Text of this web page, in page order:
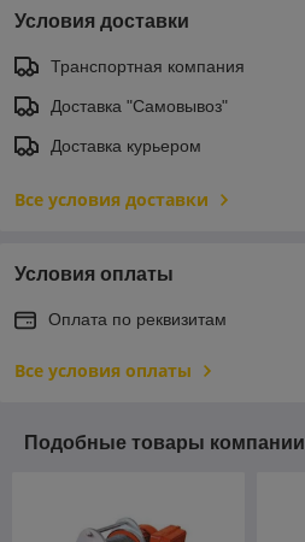
Условия доставки
Транспортная компания
Доставка "Самовывоз"
Доставка курьером
Все условия доставки
Условия оплаты
Оплата по реквизитам
Все условия оплаты
Подобные товары компании